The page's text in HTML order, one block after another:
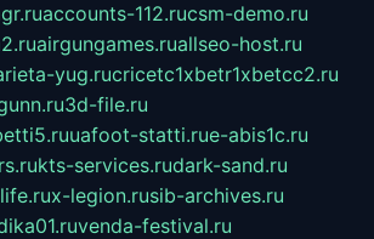
accounts-112.rucsm-demo.ru
airgungames.ruallseo-host.ru
yug.rucricetc1xbetr1xbetcc2.ru
3d-file.ru
uafoot-statti.rue-abis1c.ru
kts-services.rudark-sand.ru
x-legion.rusib-archives.ru
venda-festival.ru